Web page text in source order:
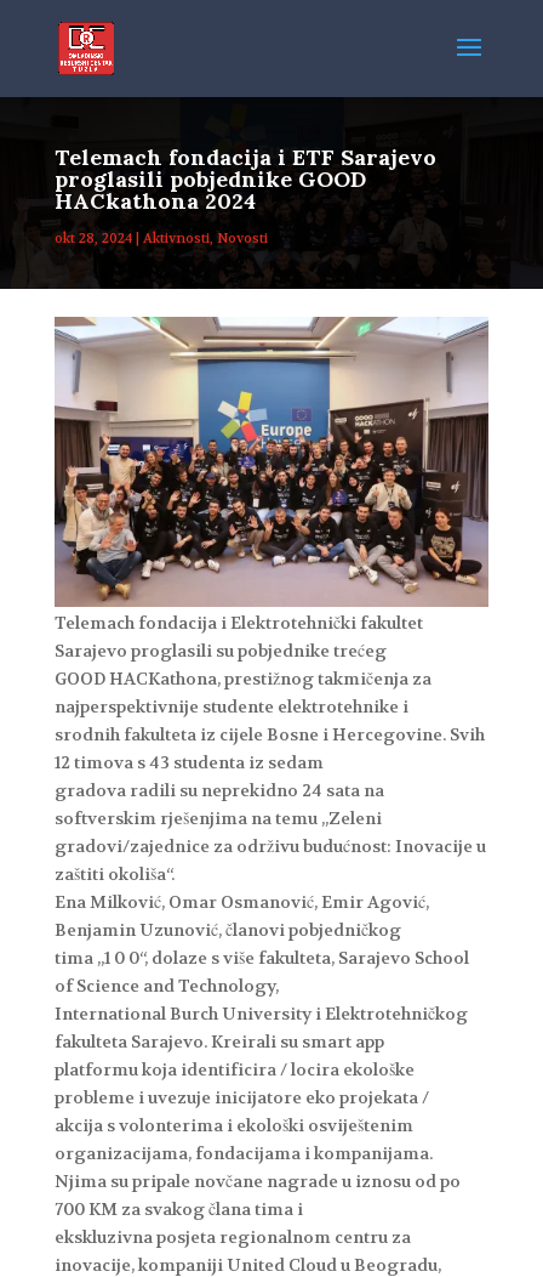
Telemach fondacija i ETF Sarajevo
proglasili pobjednike GOOD
HACkathona 2024
okt 28, 2024| Aktivnosti, Novosti
Telemach fondacija i Elektrotehnički fakultet
Sarajevo proglasili su pobjednike trećeg
GOOD HACKathona, prestižnog takmičenja za
najperspektivnije studente elektrotehnike i
srodnih fakulteta iz cijele Bosne i Hercegovine. Svih
12 timova s 43 studenta iz sedam
gradova radili su neprekidno 24 sata na
softverskim rješenjima na temu „Zeleni
gradovi/zajednice za održivu budućnost: Inovacije u
zaštiti okoliša“.
Ena Milković, Omar Osmanović, Emir Agović,
Benjamin Uzunović, članovi pobjedničkog
tima „1 0 0“, dolaze s više fakulteta, Sarajevo School
of Science and Technology,
International Burch University i Elektrotehničkog
fakulteta Sarajevo. Kreirali su smart app
platformu koja identificira / locira ekološke
probleme i uvezuje inicijatore eko projekata /
akcija s volonterima i ekološki osviještenim
organizacijama, fondacijama i kompanijama.
Njima su pripale novčane nagrade u iznosu od po
700 KM za svakog člana tima i
ekskluzivna posjeta regionalnom centru za
inovacije, kompaniji United Cloud u Beogradu,